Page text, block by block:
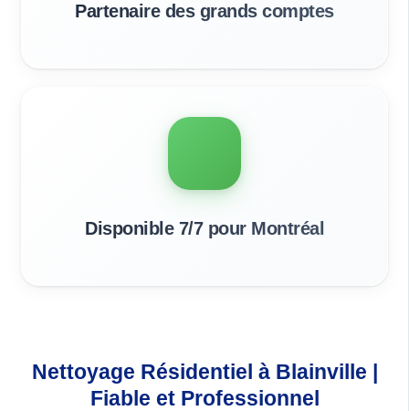
Partenaire des grands comptes
Disponible 7/7 pour Montréal
Nettoyage Résidentiel à Blainville |
Fiable et Professionnel